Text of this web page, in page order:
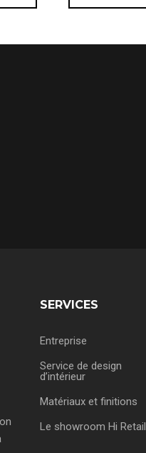
SERVICES
Entreprise
Service de design
d’intérieur
Matériaux et finitions
Le showroom Hi Retail